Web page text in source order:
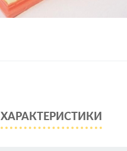
ХАРАКТЕРИСТИКИ